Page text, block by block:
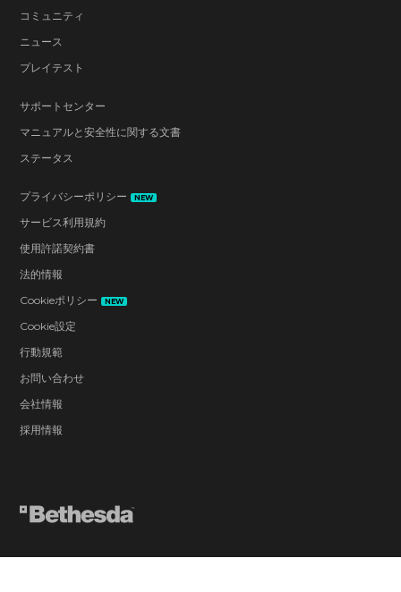
コミュニティ
ニュース
プレイテスト
サポートセンター
マニュアルと安全性に関する文書
ステータス
プライバシーポリシー NEW
サービス利用規約
使用許諾契約書
法的情報
Cookieポリシー
NEW
Cookie設定
行動規範
お問い合わせ
会社情報
採用情報